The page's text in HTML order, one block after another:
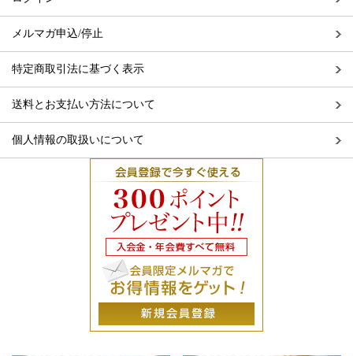
メルマガ申込/停止
特定商取引法に基づく表示
送料とお支払い方法について
個人情報の取扱いについて